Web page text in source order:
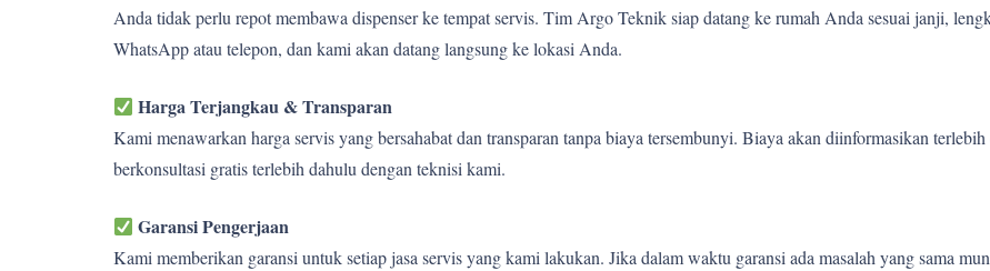
Anda tidak perlu repot membawa dispenser ke tempat servis. Tim Argo Teknik siap datang ke rumah Anda sesuai janji,
WhatsApp atau telepon, dan kami akan datang langsung ke lokasi Anda.
Harga Terjangkau & Transparan
Kami menawarkan harga servis yang bersahabat dan transparan tanpa biaya tersembunyi. Biaya akan diinformasikan
berkonsultasi gratis terlebih dahulu dengan teknisi kami.
Garansi Pengerjaan
Kami memberikan garansi untuk setiap jasa servis yang kami lakukan. Jika dalam waktu garansi ada masalah yang sama